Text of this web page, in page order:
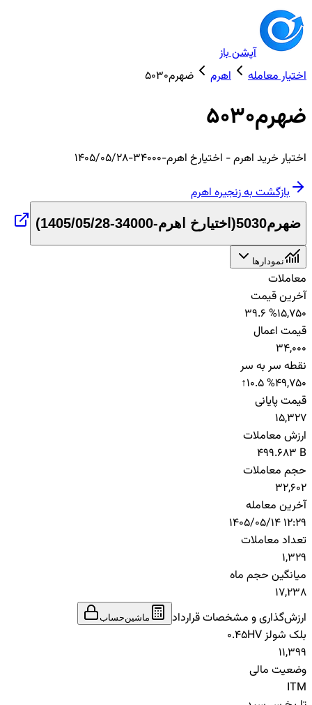
آپشن باز
اختیار معامله
اهرم ضهرم5030
ضهرم5030
اختیار خرید اهرم- اختیارخ اهرم-34000-1405/05/28
بازگشت به زنجیرهاهرم
ضهرم5030 ( اختیارخ اهرم-34000-1405/05/28 )
نمودارها
معاملات
آخرین قیمت
15,750
39.6 %
قیمت اعمال
34,000
نقطه سر به سر
49,750
↑10.5 %
قیمت پایانی
15,327
ارزش معاملات
499.683 B
حجم معاملات
32,602
آخرین معامله
1405/05/14 12:29
تعداد معاملات
1,329
میانگین حجم ماه
17,238
ارزش‌گذاری و مشخصات قرارداد
ماشین‌حساب
بلک شولز HV
0.45
11,399
وضعیت مالی
ITM